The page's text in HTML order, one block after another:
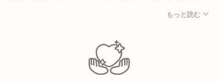
どんな時も、最高のチーム作りを目指して進んでいき
もっと読む